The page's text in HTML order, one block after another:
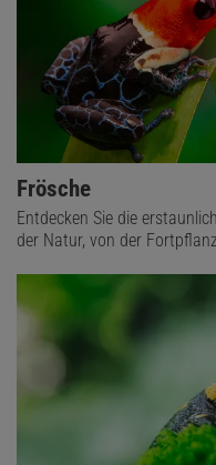
Frösche
Entdecken Sie die
der Natur, von der